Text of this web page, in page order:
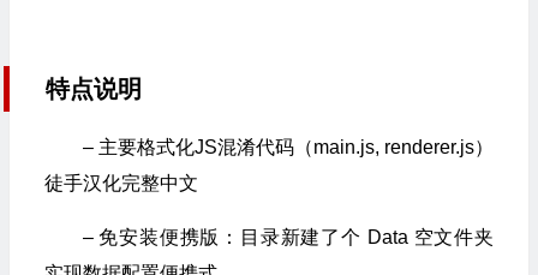
特点说明
– 主要格式化JS混淆代码（main.js, renderer.js）
徒手汉化完整中文
– 免安装便携版：目录新建了个 Data 空文件夹